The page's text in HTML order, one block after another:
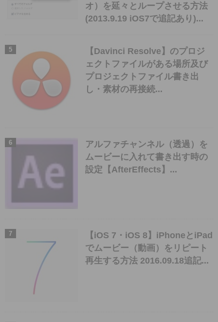
オ）を延々とループさせる方法
(2013.9.19 iOS7で追記あり)...
【Davinci Resolve】のプロジ
ェクトファイルがある場所及び
プロジェクトファイル書き出
し・素材の再接続...
アルファチャンネル（透過）を
ムービーに入れて書き出す時の
設定【AfterEffects】...
【iOS 7・iOS 8】iPhoneとiPad
でムービー（動画）をリピート
再生する方法 2016.09.18追記...